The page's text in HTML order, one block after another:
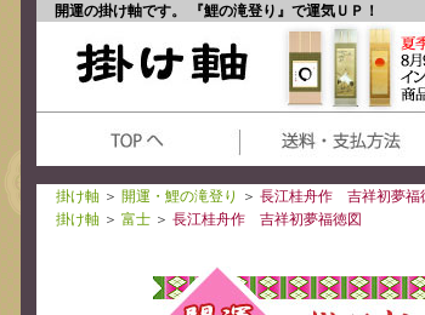
開運の掛け軸です。 『鯉の滝登り』で運気ＵＰ！
掛け軸 ＞ 開運・鯉の滝登り ＞ 長江桂舟作 吉祥初夢福
掛け軸 ＞ 富士 ＞ 長江桂舟作 吉祥初夢福徳図